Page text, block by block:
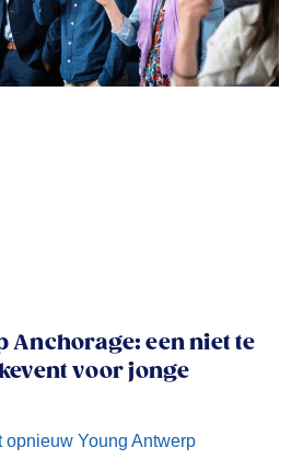
Anchorage: een niet te
voor jonge
opnieuw Young Antwerp